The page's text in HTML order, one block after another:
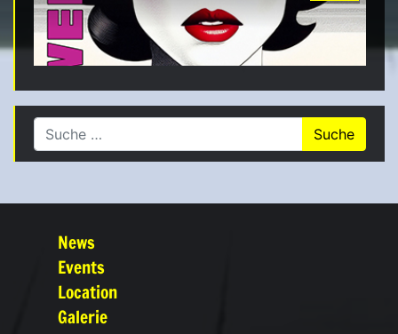
Suche nach:
News
Events
Location
Galerie